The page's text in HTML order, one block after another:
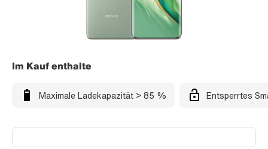
Im Kauf enthalte
Maximale Ladekapazität > 85 % Entsperrtes